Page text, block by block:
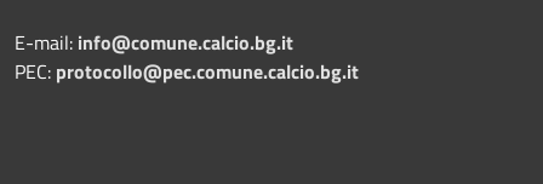
E-mail: info@comune.calcio.bg.it
PEC: protocollo@pec.comune.calcio.bg.it